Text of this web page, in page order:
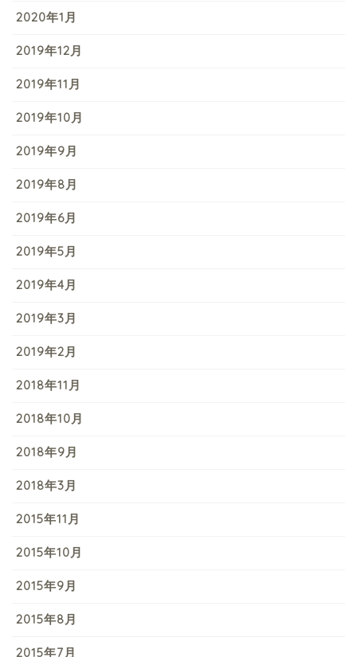
2020年1月
2019年12月
2019年11月
2019年10月
2019年9月
2019年8月
2019年6月
2019年5月
2019年4月
2019年3月
2019年2月
2018年11月
2018年10月
2018年9月
2018年3月
2015年11月
2015年10月
2015年9月
2015年8月
2015年7月